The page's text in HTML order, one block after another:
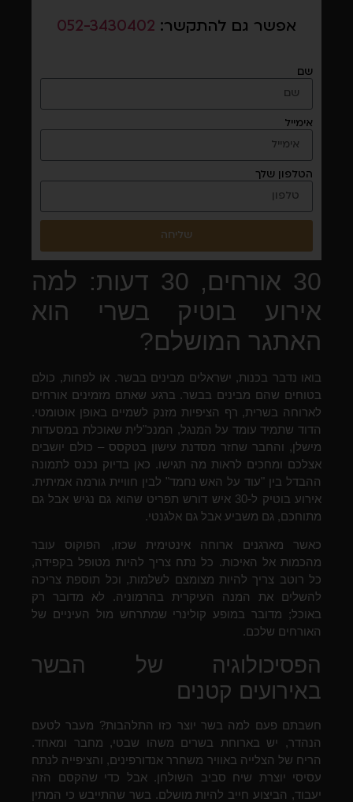
אפשר גם להתקשר: 052-3430402
שם
אימייל
הטלפון שלך
שליחה
30 אורחים, 30 דעות: למה
אירוע בוטיק בשרי הוא
האתגר המושלם?
בואו נדבר בכנות, ישראלים מבינים בבשר. או לפחות, כולם
בטוחים שהם מבינים בבשר. ברגע שאתם מזמינים אורחים
לארוחה בשרית, רף הציפיות מזנק לשמיים באופן אוטומטי.
הדוד שתמיד עומד על המנגל, המנכ"לית שאוכלת במסעדות
מישלן, והחבר שחזר מסדנת עישון בטקסס – כולם יושבים
אצלכם ומחכים לראות מה תגישו. כאן בדיוק נכנס לתמונה
ההבדל בין "עוד על האש נחמד" לבין חוויית גורמה אמיתית.
אירוע בוטיק ל-30 איש דורש תפריט שהוא גם נגיש אבל גם
מתוחכם, גם משביע אבל גם אלגנטי.
כאשר מארגנים ארוחה אינטימית שכזו, הפוקוס עובר
מהכמות אל האיכות. כל נתח צריך להיות מטופל בקפידה,
כל רוטב צריך להיות מצומצם לשלמות, וכל תוספת צריכה
להשלים את המנה העיקרית בהרמוניה. לא מדובר רק
באוכל; מדובר במופע קולינרי שמתרחש מול העיניים של
האורחים שלכם.
הפסיכולוגיה של הבשר
באירועים קטנים
חשבתם פעם למה בשר יוצר כזו התלהבות? מעבר לטעם
הנהדר, יש בארוחת בשרים משהו שבטי, מחבר ומאחד.
הריח של הצלייה באוויר משחרר אנדורפינים, והציפייה לנתח
עסיסי יוצרת שיח סביב השולחן. אבל כדי שהקסם הזה
יעבוד, הביצוע חייב להיות מושלם. בשר שהתייבש כי המתין